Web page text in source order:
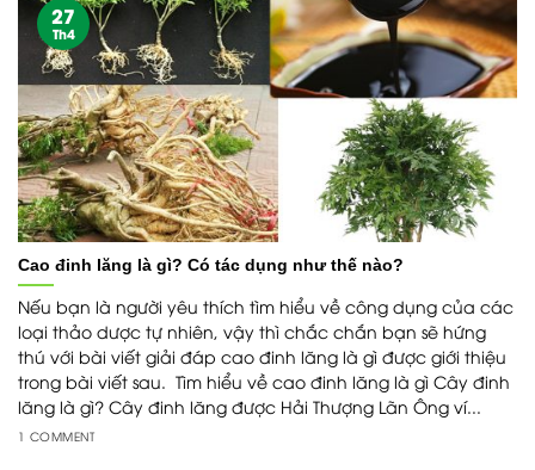
Cao đinh lăng là gì? Có tác dụng như thế nào?
Nếu bạn là người yêu thích tìm hiểu về công dụng của các
loại thảo dược tự nhiên, vậy thì chắc chắn bạn sẽ hứng
thú với bài viết giải đáp cao đinh lăng là gì được giới thiệu
trong bài viết sau. Tìm hiểu về cao đinh lăng là gì Cây đinh
lăng là gì? Cây đinh lăng được Hải Thượng Lãn Ông ví...
1 COMMENT
27
Th4